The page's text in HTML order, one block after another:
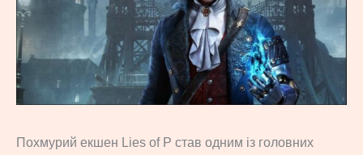
Похмурий екшен Lies of P став одним із головних